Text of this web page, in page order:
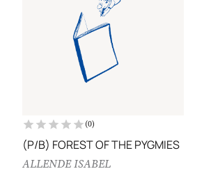
(0)
(P/B) FOREST OF THE PYGMIES
ALLENDE ISABEL